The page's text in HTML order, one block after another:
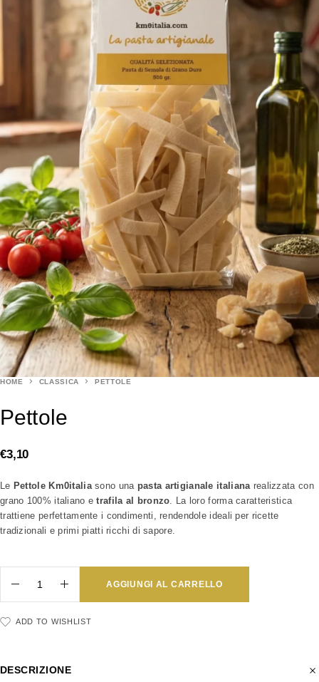
HOME CLASSICA PETTOLE
Pettole
€3,10
Le Pettole Km0italiasono una pasta artigianale italiana realizzata con
grano 100% italiano etrafila al bronzo . La loro forma caratteristica
trattiene perfettamente i condimenti, rendendole ideali per ricette
tradizionali e primi piatti ricchi di sapore.
AGGIUNGI AL CARRELLO
ADD TO WISHLIST
DESCRIZIONE